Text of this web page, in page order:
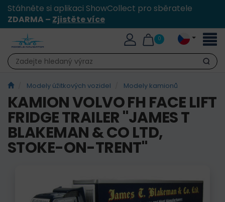
Stáhněte si aplikaci ShowCollect pro sběratele
ZDARMA – Zjistěte více
0
Hledat
Modely úžitkových vozidel Modely kamionů
KAMION VOLVO FH FACE LIFT
FRIDGE TRAILER "JAMES T
BLAKEMAN & CO LTD,
STOKE-ON-TRENT"